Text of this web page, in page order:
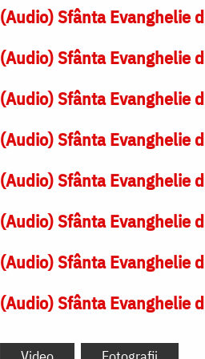
(Audio) Sfânta Evanghelie
(Audio) Sfânta Evanghelie
(Audio) Sfânta Evanghelie
(Audio) Sfânta Evanghelie
(Audio) Sfânta Evanghelie
(Audio) Sfânta Evanghelie
(Audio) Sfânta Evanghelie
(Audio) Sfânta Evanghelie